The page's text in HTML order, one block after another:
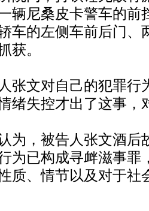
辆尼桑皮卡警车的前
车的左侧车前后门、
获。
文对自己的犯罪行
绪失控才出了这事，
，被告人张文酒后
为已构成寻衅滋事罪
质、情节以及对于社